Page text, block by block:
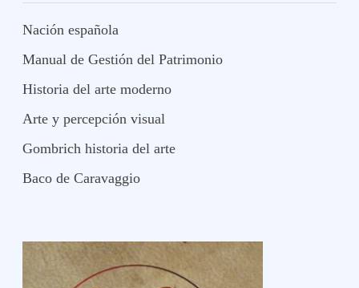
Nación española
Manual de Gestión del Patrimonio
Historia del arte moderno
Arte y percepción visual
Gombrich historia del arte
Baco de Caravaggio